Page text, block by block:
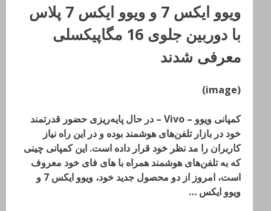
ویوو ایکس 7 و ویوو ایکس 7 پلاس
با دوربین جلوی 16 مگاپیکسلی
معرفی شدند
(image)
کمپانی ویوو – Vivo – در حال پایه‌ریزی حضور قدرتمند
خود در بازار تلفن‌های هوشمند بوده و در این راه نیاز
کاربران را مد نظر خود قرار داده است. این کمپانی چینی
که به تلفن‌های هوشمند همراه با های فای خود معروف
است، امروز از دو محصول جدید خود، ویوو ایکس 7 و
ویوو ایکس …